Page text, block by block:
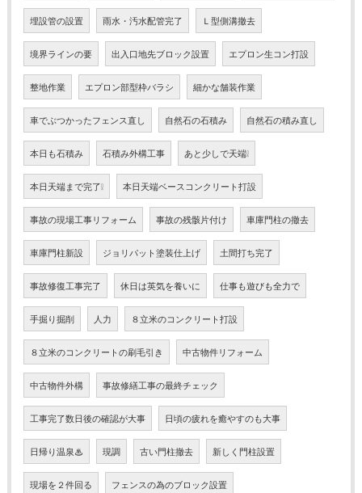
埋設管の設置 雨水・汚水配管完了 Ｌ型側溝撤去
境界ラインの要 出入口地先ブロック設置 エプロン生コン打設
整地作業 エプロン部型枠バラシ 細かな舗装作業
車でぶつかったフェンス直し 自然石の石積み 自然石の積み直し
本日も石積み 石積み外構工事 あと少しで天端❕
本日天端まで完了❕ 本日天端ベースコンクリート打設
事故の現場工事リフォーム 事故の残骸片付け 車庫門柱の撤去
車庫門柱新設 ジョリパット塗装仕上げ 土間打ち完了
事故修復工事完了 休日は英気を養いに 仕事も遊びも全力で
手掘り掘削 人力 ８立米のコンクリート打設
８立米のコンクリートの刷毛引き 中古物件リフォーム
中古物件外構 事故修繕工事の最終チェック
工事完了数日後の確認が大事 日頃の疲れを癒やすのも大事
日帰り温泉♨ 現調 古い門柱撤去 新しく門柱設置
現場を２件回る フェンスの為のブロック設置